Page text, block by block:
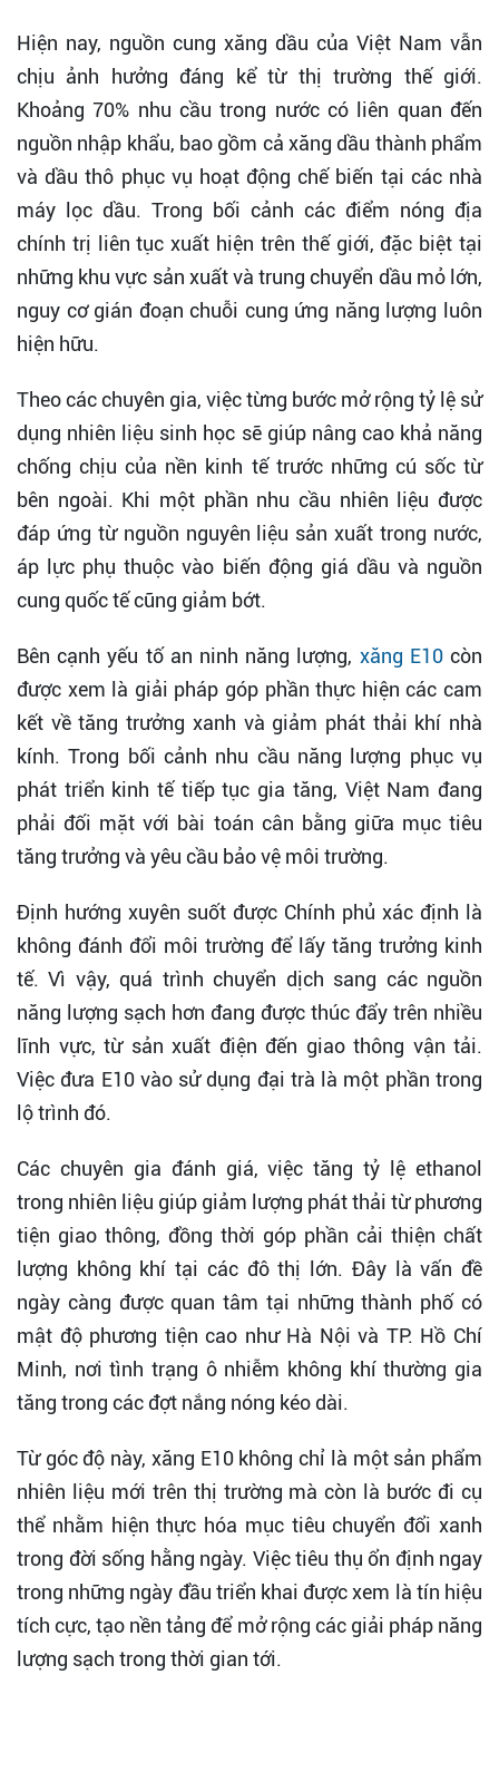
Hiện nay, nguồn cung xăng dầu của Việt Nam vẫn
chịu ảnh hưởng đáng kể từ thị trường thế giới.
Khoảng 70% nhu cầu trong nước có liên quan đến
nguồn nhập khẩu, bao gồm cả xăng dầu thành phẩm
và dầu thô phục vụ hoạt động chế biến tại các nhà
máy lọc dầu. Trong bối cảnh các điểm nóng địa
chính trị liên tục xuất hiện trên thế giới, đặc biệt tại
những khu vực sản xuất và trung chuyển dầu mỏ lớn,
nguy cơ gián đoạn chuỗi cung ứng năng lượng luôn
hiện hữu.
Theo các chuyên gia, việc từng bước mở rộng tỷ lệ sử
dụng nhiên liệu sinh học sẽ giúp nâng cao khả năng
chống chịu của nền kinh tế trước những cú sốc từ
bên ngoài. Khi một phần nhu cầu nhiên liệu được
đáp ứng từ nguồn nguyên liệu sản xuất trong nước,
áp lực phụ thuộc vào biến động giá dầu và nguồn
cung quốc tế cũng giảm bớt.
Bên cạnh yếu tố an ninh năng lượng, xăng E10còn
được xem là giải pháp góp phần thực hiện các cam
kết về tăng trưởng xanh và giảm phát thải khí nhà
kính. Trong bối cảnh nhu cầu năng lượng phục vụ
phát triển kinh tế tiếp tục gia tăng, Việt Nam đang
phải đối mặt với bài toán cân bằng giữa mục tiêu
tăng trưởng và yêu cầu bảo vệ môi trường.
Định hướng xuyên suốt được Chính phủ xác định là
không đánh đổi môi trường để lấy tăng trưởng kinh
tế. Vì vậy, quá trình chuyển dịch sang các nguồn
năng lượng sạch hơn đang được thúc đẩy trên nhiều
lĩnh vực, từ sản xuất điện đến giao thông vận tải.
Việc đưa E10 vào sử dụng đại trà là một phần trong
lộ trình đó.
Các chuyên gia đánh giá, việc tăng tỷ lệ ethanol
trong nhiên liệu giúp giảm lượng phát thải từ phương
tiện giao thông, đồng thời góp phần cải thiện chất
lượng không khí tại các đô thị lớn. Đây là vấn đề
ngày càng được quan tâm tại những thành phố có
mật độ phương tiện cao như Hà Nội và TP. Hồ Chí
Minh, nơi tình trạng ô nhiễm không khí thường gia
tăng trong các đợt nắng nóng kéo dài.
Từ góc độ này, xăng E10 không chỉ là một sản phẩm
nhiên liệu mới trên thị trường mà còn là bước đi cụ
thể nhằm hiện thực hóa mục tiêu chuyển đổi xanh
trong đời sống hằng ngày. Việc tiêu thụ ổn định ngay
trong những ngày đầu triển khai được xem là tín hiệu
tích cực, tạo nền tảng để mở rộng các giải pháp năng
lượng sạch trong thời gian tới.